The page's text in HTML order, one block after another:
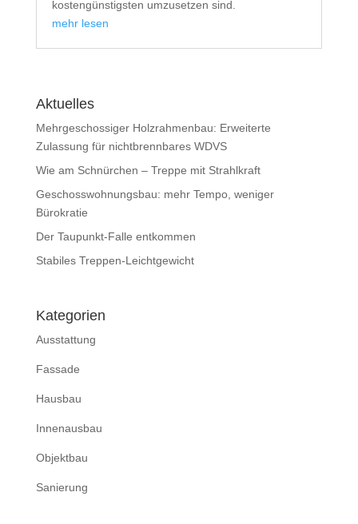
kostengünstigsten umzusetzen sind.
mehr lesen
Aktuelles
Mehrgeschossiger Holzrahmenbau: Erweiterte
Zulassung für nichtbrennbares WDVS
Wie am Schnürchen – Treppe mit Strahlkraft
Geschosswohnungsbau: mehr Tempo, weniger
Bürokratie
Der Taupunkt-Falle entkommen
Stabiles Treppen-Leichtgewicht
Kategorien
Ausstattung
Fassade
Hausbau
Innenausbau
Objektbau
Sanierung